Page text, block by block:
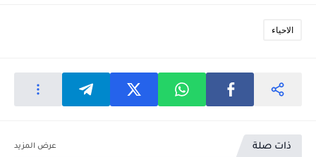
الاحياء
ذات صلة